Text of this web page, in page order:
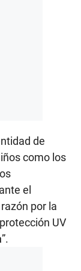
de
como los
el
por la
UV
”.